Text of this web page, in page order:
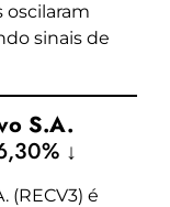
oscilaram
sinais de
S.A.
↓
(RECV3) é